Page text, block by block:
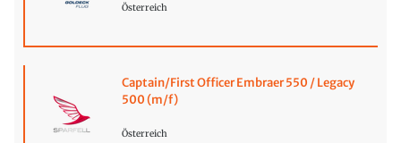
Österreich
Captain/First Officer Embraer 550 / Legacy
500 (m/f)
Österreich